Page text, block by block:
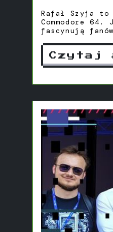
Rafał Szyja to
Commodore
fascynują
akcesoria z
użytkowników
Czytaj